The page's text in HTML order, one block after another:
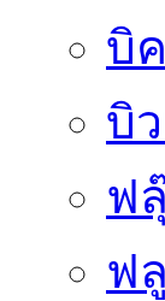
บิ
บิ
ฟ
ฟ